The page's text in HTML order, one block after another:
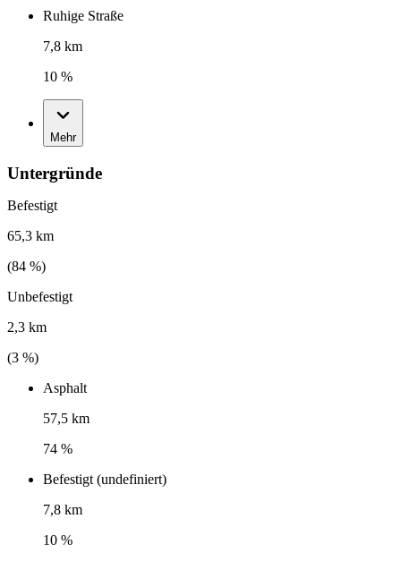
Ruhige Straße
7,8 km
10 %
Mehr
Untergründe
Befestigt
65,3 km
(84 %)
Unbefestigt
2,3 km
(3 %)
Asphalt
57,5 km
74 %
Befestigt (undefiniert)
7,8 km
10 %